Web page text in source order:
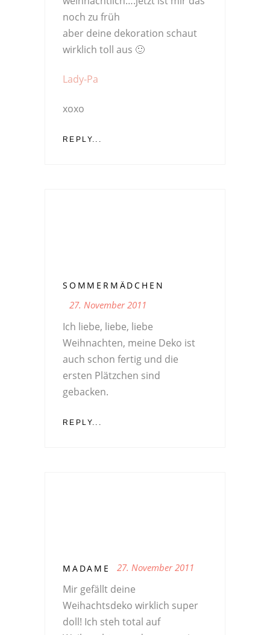
noch zu früh
aber deine dekoration schaut
wirklich toll aus 🙂
Lady-Pa
xoxo
REPLY...
SOMMERMÄDCHEN
27. November 2011
Ich liebe, liebe, liebe
Weihnachten, meine Deko ist
auch schon fertig und die
ersten Plätzchen sind
gebacken.
REPLY...
MADAME 27. November 2011
Mir gefällt deine
Weihachtsdeko wirklich super
doll! Ich steh total auf